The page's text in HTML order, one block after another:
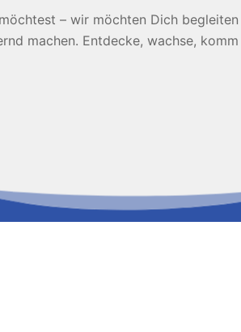
– wir möchten Dich
machen. Entdecke, wachse,